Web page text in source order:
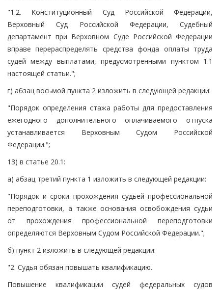
"1.2. Конституционный Суд Российской Федерации,
Верховный Суд Российской Федерации, Судебный
департамент при Верховном Суде Российской Федерации
вправе перераспределять средства фонда оплаты труда
судей между выплатами, предусмотренными пунктом 1.1
настоящей статьи.";
г) абзац восьмой пункта 2 изложить в следующей редакции:
"Порядок определения стажа работы для предоставления
ежегодного дополнительного оплачиваемого отпуска
устанавливается Верховным Судом Российской
Федерации.";
13) в статье 20.1:
а) абзац третий пункта 1 изложить в следующей редакции:
"Порядок и сроки прохождения судьей профессиональной
переподготовки, а также основания освобождения судьи
от прохождения профессиональной переподготовки
определяются Верховным Судом Российской Федерации.";
б) пункт 2 изложить в следующей редакции:
"2. Судья обязан повышать квалификацию.
Повышение квалификации судей федеральных судов